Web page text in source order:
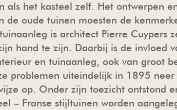
als het kasteel zelf. Het ontwerpen
de oude tuinen moesten de
is architect Pierre Cuypers
hand te zijn. Daarbij is de invloed
en tuinaanleg, ook van groot
problemen uiteindelijk in 1895
op. Onder zijn toezicht ontstond
– Franse stijltuinen worden